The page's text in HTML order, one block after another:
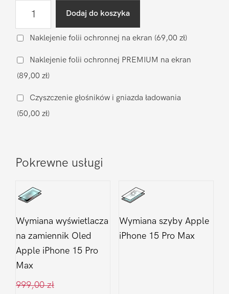
klapki
Apple
iPhone
15
Pro
Dodaj do koszyka
Naklejenie folii ochronnej na ekran (69,00 zł)
Naklejenie folii ochronnej PREMIUM na ekran
(89,00 zł)
Czyszczenie głośników i gniazda ładowania
(50,00 zł)
Pokrewne usługi
Wymiana wyświetlacza
na zamiennik Oled
Apple iPhone 15 Pro
Max
999,00zł
Wymiana szyby Apple
iPhone 15 Pro Max